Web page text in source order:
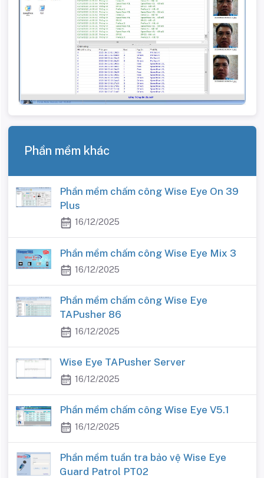
Phần mềm khác
Phần mềm chấm công Wise Eye On 39
Plus
16/12/2025
Phần mềm chấm công Wise Eye Mix 3
16/12/2025
Phần mềm chấm công Wise Eye
TAPusher 86
16/12/2025
Wise Eye TAPusher Server
16/12/2025
Phần mềm chấm công Wise Eye V5.1
16/12/2025
Phần mềm tuần tra bảo vệ Wise Eye
Guard Patrol PT02